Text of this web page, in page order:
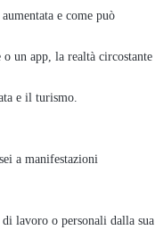
e come può
un app, la realtà circostante
e il turismo.
a manifestazioni
lavoro o personali dalla sua